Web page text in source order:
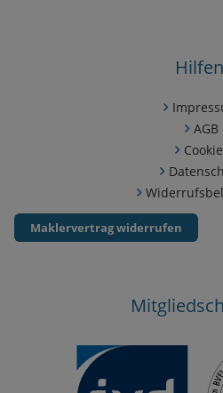
Hilfen
AGB
Maklervertrag widerrufen